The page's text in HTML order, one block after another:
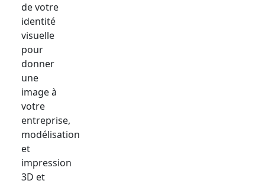
de votre
identité
visuelle
pour
donner
une
image à
votre
entreprise,
modélisation
et
impression
3D et